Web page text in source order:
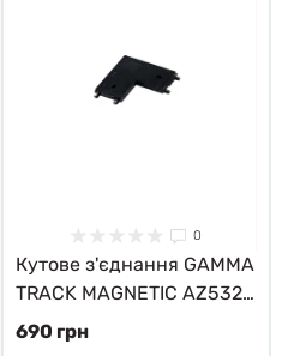
0
Кутове з'єднання GAMMA
TRACK MAGNETIC AZ5324
Azzardo
690 грн